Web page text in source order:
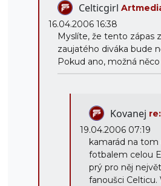
Celticgirl
16.04.2006 16:38
Myslíte, že tento zápas
zaujatého diváka bude
Pokud ano, možná
Kovanej
19.04.2006 07:19
kamarád na tom
fotbalem celou
prý pro něj
fanoušci Celticu.